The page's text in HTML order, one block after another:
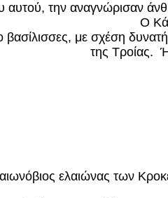
αυτού, την αναγνώρισαν
Ο
με σχέση
της Τροίας.
ελαιώνας των